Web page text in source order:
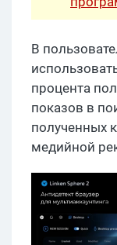
В
процента
показов в
полученных
медийной